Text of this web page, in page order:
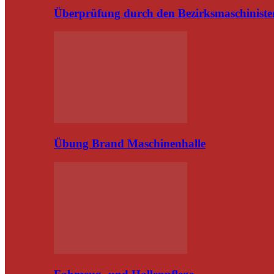
Überprüfung durch den
Übung Brand Maschinenhalle